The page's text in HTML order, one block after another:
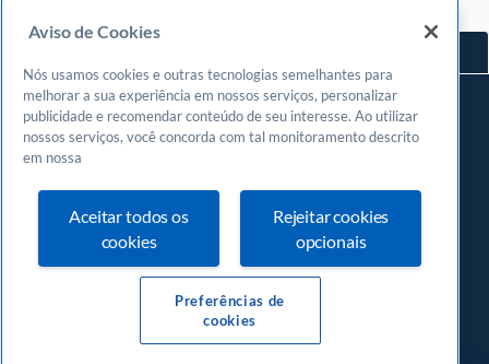
Navegue
Meu espaço
Fazer login
Cadastrar-se
Central de atendimento
0800570 0800
Aviso de Cookies
Nós usamos cookies e outras tecnologias semelhantes para
melhorar a sua experiência em nossos serviços, personalizar
publicidade e recomendar conteúdo de seu interesse. Ao utilizar
nossos serviços, você concorda com tal monitoramento descrito
em nossa
Aceitar todos os
cookies
Rejeitar cookies
opcionais
Preferências de
cookies